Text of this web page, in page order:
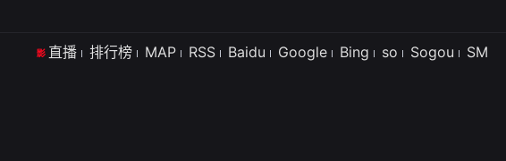
直播 排行榜 MAP RSS Baidu Google Bing so Sogou SM